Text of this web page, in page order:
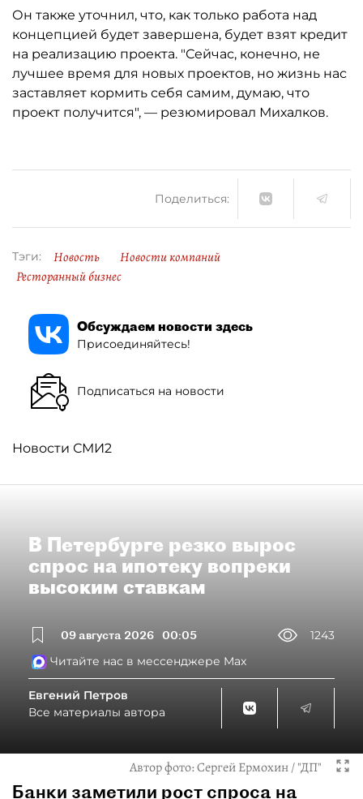
Он также уточнил, что, как только работа над
концепцией будет завершена, будет взят кредит
на реализацию проекта. "Сейчас, конечно, не
лучшее время для новых проектов, но жизнь нас
заставляет кормить себя самим, думаю, что
проект получится", — резюмировал Михалков.
Поделиться:
Тэги: Новость
Новости компаний
Ресторанный бизнес
Обсуждаем новости здесь
Присоединяйтесь!
Подписаться на новости
Новости СМИ2
В Петербурге резко вырос
спрос на ипотеку вопреки
высоким ставкам
09 августа 2026 00:05
1243
Читайте нас в мессенджере Max
Евгений Петров
Все материалы автора
Автор фото:Сергей Ермохин / "ДП"
Банки заметили рост спроса на